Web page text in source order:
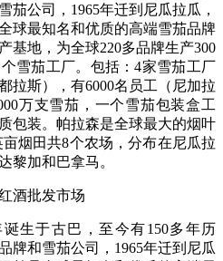
茄公司，1965年迁到尼瓜拉瓜，
球最知名和优质的高端雪茄品牌
基地，为全球220多品牌生产300
雪茄工厂。包括：4家雪茄工厂
拉斯），有6000名员工（尼加拉
万支雪茄，一个雪茄包装盒工
包装。帕拉森是全球最大的烟叶
烟田共8个农场，分布在尼瓜拉
黎加和巴拿马。
诞生于古巴，至今有150多年历
牌和雪茄公司，1965年迁到尼瓜